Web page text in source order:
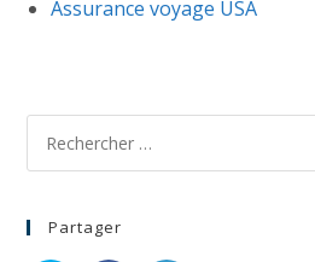
Assurance voyage USA
Partager